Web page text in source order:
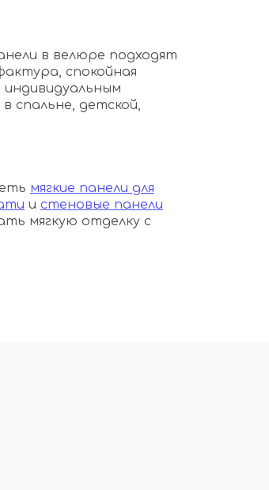
в велюре подходят
спокойная
спальне, детской,
мягкие панели для
и стеновые панели
мягкую отделку с